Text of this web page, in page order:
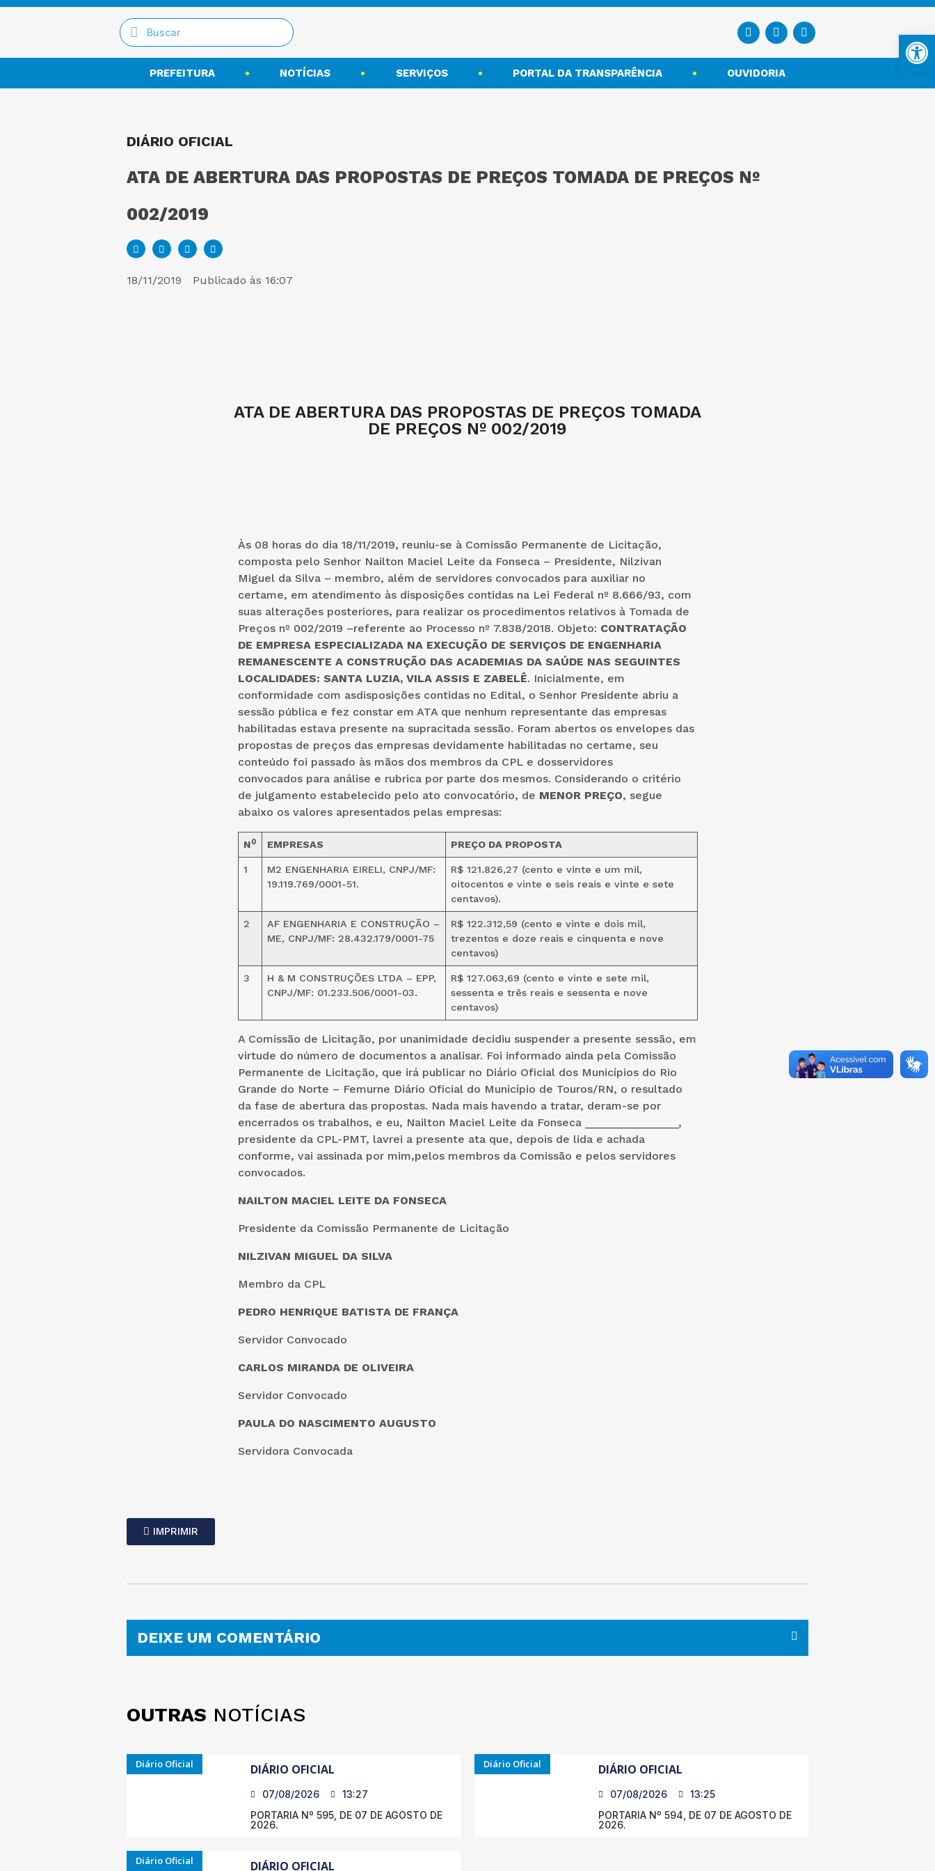
PREFEITURA NOTÍCIAS SERVIÇOS PORTAL DA TRANSPARÊNCIA OUVIDORIA
DIÁRIO OFICIAL
ATA DE ABERTURA DAS PROPOSTAS DE PREÇOS TOMADA DE PREÇOS Nº
002/2019
18/11/2019 Publicado às 16:07
ATA DE ABERTURA DAS PROPOSTAS DE PREÇOS TOMADA
DE PREÇOS Nº 002/2019
Às 08 horas do dia 18/11/2019, reuniu-se à Comissão Permanente de Licitação,
composta pelo Senhor Nailton Maciel Leite da Fonseca – Presidente, Nilzivan
Miguel da Silva – membro, além de servidores convocados para auxiliar no
certame, em atendimento às disposições contidas na Lei Federal nº 8.666/93, com
suas alterações posteriores, para realizar os procedimentos relativos à Tomada de
Preços nº 002/2019 –referente ao Processo nº 7.838/2018. Objeto: CONTRATAÇÃO
DE EMPRESA ESPECIALIZADA NA EXECUÇÃO DE SERVIÇOS DE ENGENHARIA
REMANESCENTE A CONSTRUÇÃO DAS ACADEMIAS DA SAÚDE NAS SEGUINTES
LOCALIDADES: SANTA LUZIA, VILA ASSIS E ZABELÊ. Inicialmente, em
conformidade com asdisposições contidas no Edital, o Senhor Presidente abriu a
sessão pública e fez constar em ATA que nenhum representante das empresas
habilitadas estava presente na supracitada sessão. Foram abertos os envelopes das
propostas de preços das empresas devidamente habilitadas no certame, seu
conteúdo foi passado às mãos dos membros da CPL e dosservidores
convocados para análise e rubrica por parte dos mesmos. Considerando o critério
de julgamento estabelecido pelo ato convocatório, de MENOR PREÇO, segue
abaixo os valores apresentados pelas empresas:
N0 EMPRESAS PREÇO DA PROPOSTA
1
M2 ENGENHARIA EIRELI, CNPJ/MF:
19.119.769/0001-51.
R$ 121.826,27 (cento e vinte e um mil,
oitocentos e vinte e seis reais e vinte e sete
centavos).
2
AF ENGENHARIA E CONSTRUÇÃO –
ME, CNPJ/MF: 28.432.179/0001-75
R$ 122.312,59 (cento e vinte e dois mil,
trezentos e doze reais e cinquenta e nove
centavos)
3
H & M CONSTRUÇÕES LTDA – EPP,
CNPJ/MF: 01.233.506/0001-03.
R$ 127.063,69 (cento e vinte e sete mil,
sessenta e três reais e sessenta e nove
centavos)
A Comissão de Licitação, por unanimidade decidiu suspender a presente sessão, em
virtude do número de documentos a analisar. Foi informado ainda pela Comissão
Permanente de Licitação, que irá publicar no Diário Oficial dos Municípios do Rio
Grande do Norte – Femurne Diário Oficial do Município de Touros/RN, o resultado
da fase de abertura das propostas. Nada mais havendo a tratar, deram-se por
encerrados os trabalhos, e eu, Nailton Maciel Leite da Fonseca _______________,
presidente da CPL-PMT, lavrei a presente ata que, depois de lida e achada
conforme, vai assinada por mim,pelos membros da Comissão e pelos servidores
convocados.
NAILTON MACIEL LEITE DA FONSECA
Presidente da Comissão Permanente de Licitação
NILZIVAN MIGUEL DA SILVA
Membro da CPL
PEDRO HENRIQUE BATISTA DE FRANÇA
Servidor Convocado
CARLOS MIRANDA DE OLIVEIRA
Servidor Convocado
PAULA DO NASCIMENTO AUGUSTO
Servidora Convocada
IMPRIMIR
DEIXE UM COMENTÁRIO
OUTRAS NOTÍCIAS
Diário Oficial DIÁRIO OFICIAL
07/08/2026
13:27
PORTARIA Nº 595, DE 07 DE AGOSTO DE
2026.
Diário Oficial DIÁRIO OFICIAL
07/08/2026
13:25
PORTARIA Nº 594, DE 07 DE AGOSTO DE
2026.
Diário Oficial DIÁRIO OFICIAL